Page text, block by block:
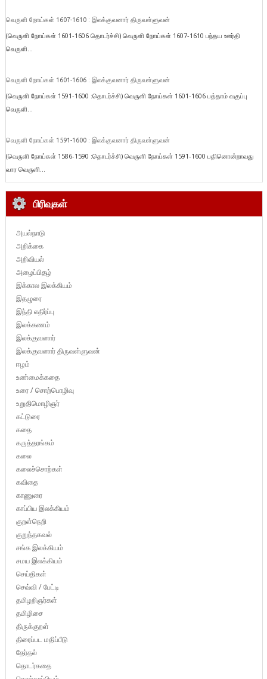
வெருளி நோய்கள் 1607-1610 : இலக்குவனார் திருவள்ளுவன்
(வெருளி நோய்கள் 1601-1606 தொடர்ச்சி) வெருளி நோய்கள் 1607-1610 பந்தய ஊர்தி
வெருளி...
வெருளி நோய்கள் 1601-1606 : இலக்குவனார் திருவள்ளுவன்
(வெருளி நோய்கள் 1591-1600 :தொடர்ச்சி) வெருளி நோய்கள் 1601-1606 பத்தாம் வகுப்பு
வெருளி...
வெருளி நோய்கள் 1591-1600 : இலக்குவனார் திருவள்ளுவன்
(வெருளி நோய்கள் 1586-1590 :தொடர்ச்சி) வெருளி நோய்கள் 1591-1600 பதினொன்றாவது
வார வெருளி...
பிரிவுகள்
அயல்நாடு
அறிக்கை
அறிவியல்
அழைப்பிதழ்
இக்கால இலக்கியம்
இதழுரை
இந்தி எதிர்ப்பு
இலக்கணம்
இலக்குவனார்
இலக்குவனார் திருவள்ளுவன்
ஈழம்
உண்மைக்கதை
உரை / சொற்பொழிவு
உறுதிமொழிஞர்
கட்டுரை
கதை
கருத்தரங்கம்
கலை
கலைச்சொற்கள்
கவிதை
காணுரை
காப்பிய இலக்கியம்
குறள்நெறி
குறுந்தகவல்
சங்க இலக்கியம்
சமய இலக்கியம்
செய்திகள்
செவ்வி / பேட்டி
தமிழறிஞர்கள்
தமிழிசை
திருக்குறள்
திரைப்பட மதிப்பீடு
தேர்தல்
தொடர்கதை